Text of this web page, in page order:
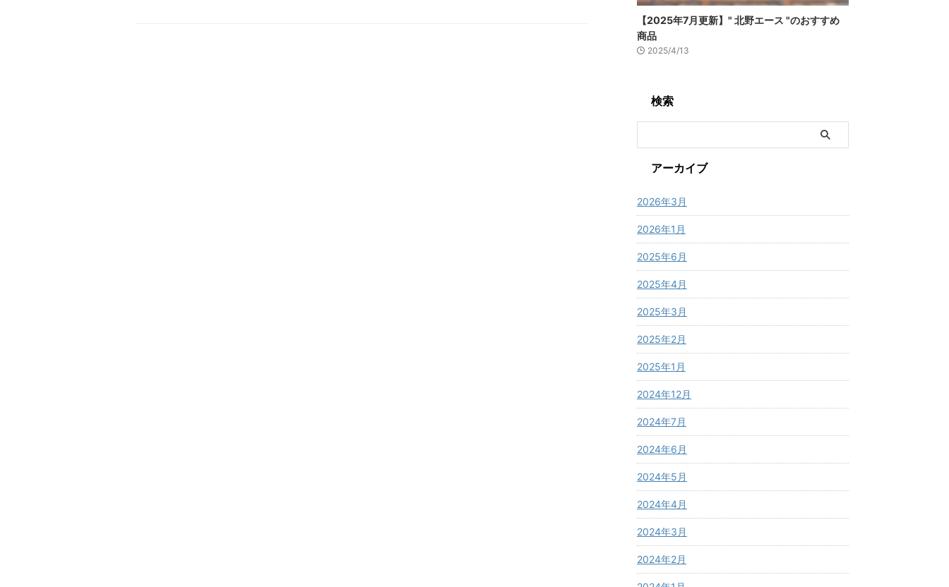
【2025年7月更新】" 北野エース "のおすすめ
商品
2025/4/13
検索
アーカイブ
2026年3月
2026年1月
2025年6月
2025年4月
2025年3月
2025年2月
2025年1月
2024年12月
2024年7月
2024年6月
2024年5月
2024年4月
2024年3月
2024年2月